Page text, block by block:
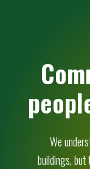
We
buildings,